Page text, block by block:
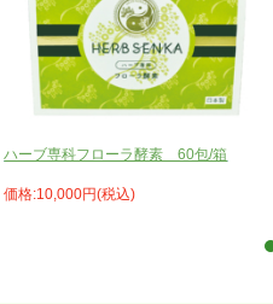
ハーブ専科フローラ酵素 60包/箱
価格:10,000円(税込)